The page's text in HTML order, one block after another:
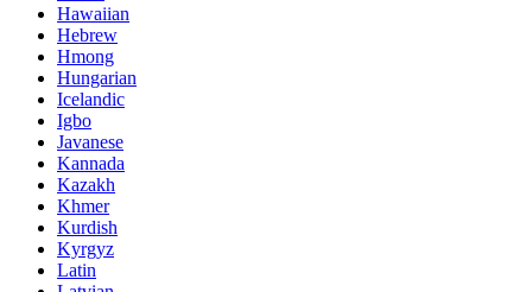
Hawaiian
Hebrew
Hmong
Hungarian
Icelandic
Igbo
Javanese
Kannada
Kazakh
Khmer
Kurdish
Kyrgyz
Latin